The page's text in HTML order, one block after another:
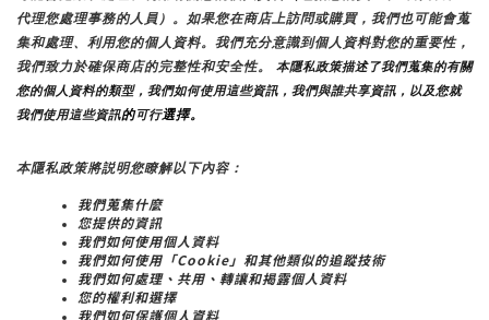
代理您處理事務的人員）。如果您在商店上訪問或購買，我們也可能會蒐
集和處理、利用您的個人資料。我們充分意識到個人資料對您的重要性，
我們致力於確保商店的完整性和安全性。
本隱私政策描述了我們蒐集的有關
您的個人資料的類型，我們如何使用這些資訊，我們與誰共享資訊，以及您就
我們使用這些資訊的可行選擇。
本隱私政策將説明您瞭解以下內容：
我們蒐集什麼
您提供的資訊
我們如何使用個人資料
我們如何使用「Cookie」和其他類似的追蹤技術
我們如何處理、共用、轉讓和揭露個人資料
您的權利和選擇
我們如何保護個人資料